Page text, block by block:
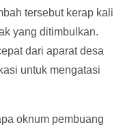
tersebut kerap kali
yang ditimbulkan.
dari aparat desa
untuk mengatasi
oknum pembuang